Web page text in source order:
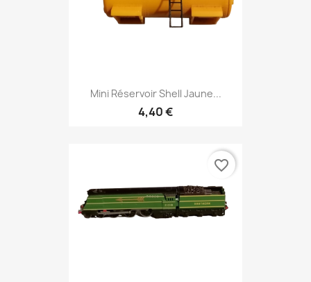
Mini Réservoir Shell Jaune...
4,40 €
favorite_border